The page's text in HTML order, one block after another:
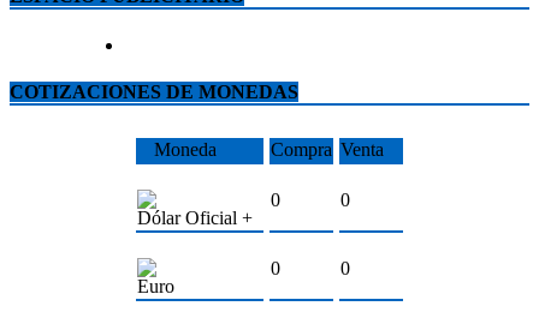
COTIZACIONES DE MONEDAS
Moneda Compra Venta
Dólar Oficial +
0 0
Euro
0 0